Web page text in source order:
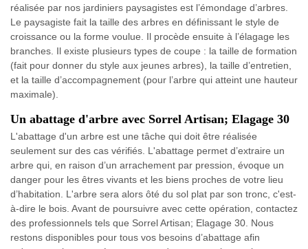
réalisée par nos jardiniers paysagistes est l’émondage d’arbres.
Le paysagiste fait la taille des arbres en définissant le style de
croissance ou la forme voulue. Il procède ensuite à l’élagage les
branches. Il existe plusieurs types de coupe : la taille de formation
(fait pour donner du style aux jeunes arbres), la taille d’entretien,
et la taille d’accompagnement (pour l’arbre qui atteint une hauteur
maximale).
Un abattage d'arbre avec Sorrel Artisan; Elagage 30
L'abattage d'un arbre est une tâche qui doit être réalisée
seulement sur des cas vérifiés. L'abattage permet d’extraire un
arbre qui, en raison d’un arrachement par pression, évoque un
danger pour les êtres vivants et les biens proches de votre lieu
d’habitation. L'arbre sera alors ôté du sol plat par son tronc, c'est-
à-dire le bois. Avant de poursuivre avec cette opération, contactez
des professionnels tels que Sorrel Artisan; Elagage 30. Nous
restons disponibles pour tous vos besoins d’abattage afin